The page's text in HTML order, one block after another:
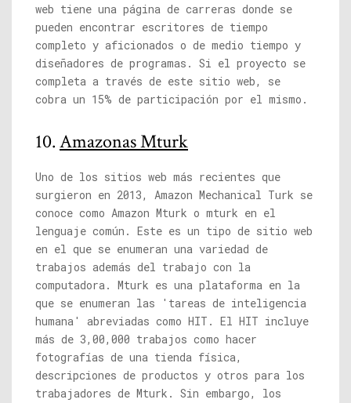
web tiene una página de carreras donde se
pueden encontrar escritores de tiempo
completo y aficionados o de medio tiempo y
diseñadores de programas. Si el proyecto se
completa a través de este sitio web, se
cobra un 15% de participación por el mismo.
10.Amazonas Mturk
Uno de los sitios web más recientes que
surgieron en 2013, Amazon Mechanical Turk se
conoce como Amazon Mturk o mturk en el
lenguaje común. Este es un tipo de sitio web
en el que se enumeran una variedad de
trabajos además del trabajo con la
computadora. Mturk es una plataforma en la
que se enumeran las 'tareas de inteligencia
humana' abreviadas como HIT. El HIT incluye
más de 3,00,000 trabajos como hacer
fotografías de una tienda física,
descripciones de productos y otros para los
trabajadores de Mturk. Sin embargo, los